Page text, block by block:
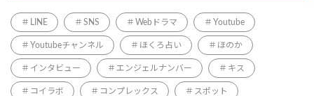
LINE SNS Webドラマ Youtube
Youtubeチャンネル ほくろ占い ほのか
インタビュー エンジェルナンバー キス
コイラボ コンプレックス スポット